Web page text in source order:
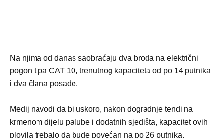
Na njima od danas saobraćaju dva broda na električni
pogon tipa CAT 10, trenutnog kapaciteta od po 14 putnika
i dva člana posade.
Medij navodi da bi uskoro, nakon dogradnje tendi na
krmenom dijelu palube i dodatnih sjedišta, kapacitet ovih
plovila trebalo da bude povećan na po 26 putnika.